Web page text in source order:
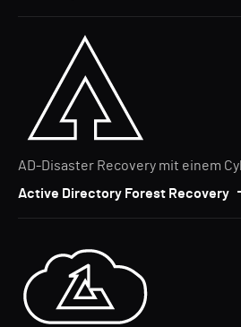
AD-Disaster Recovery mit einem
Active Directory Forest Recovery